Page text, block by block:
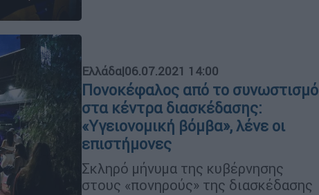
Ελλάδα|06.07.2021 14:00
Πονοκέφαλος από το συνωστισμό
στα κέντρα διασκέδασης:
«Υγειονομική βόμβα», λένε οι
επιστήμονες
Σκληρό μήνυμα της κυβέρνησης
στους «πονηρούς» της διασκέδασης